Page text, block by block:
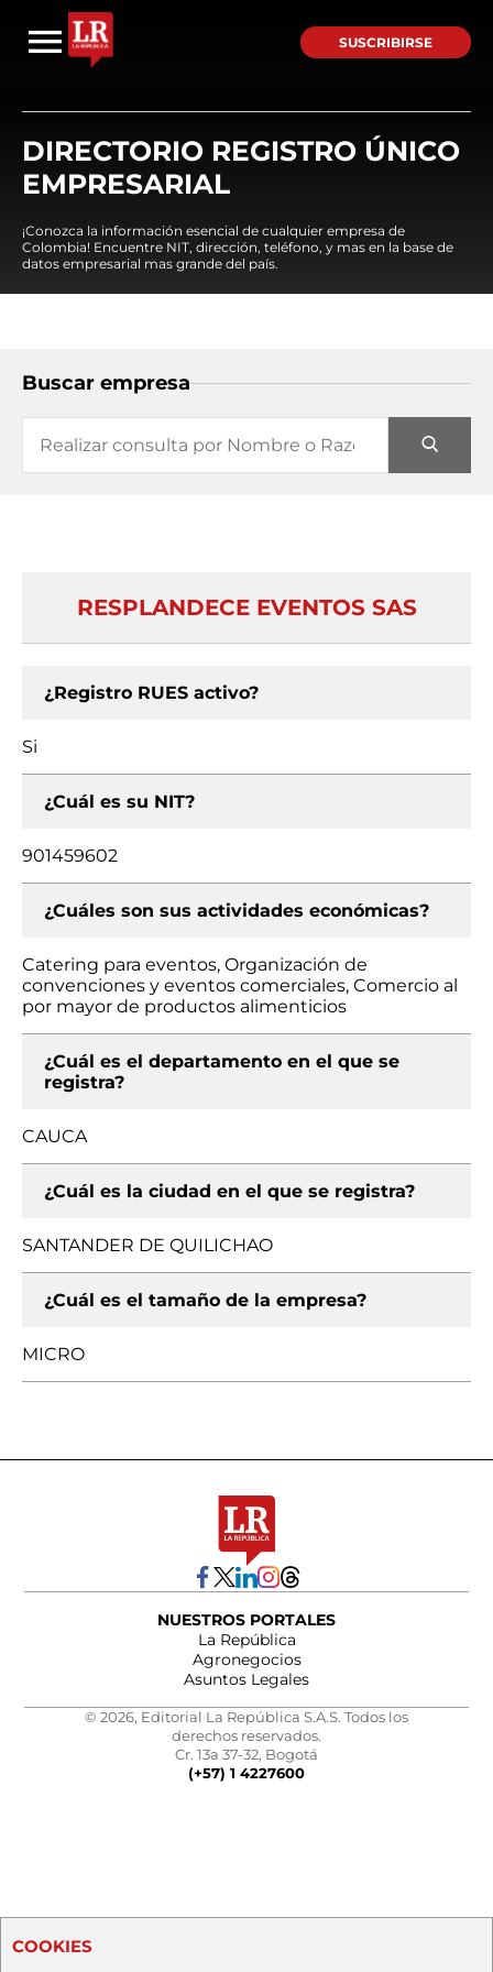
SUSCRIBIRSE
DIRECTORIO REGISTRO ÚNICO
EMPRESARIAL
¡Conozca la información esencial de cualquier empresa de
Colombia! Encuentre NIT, dirección, teléfono, y mas en la base de
datos empresarial mas grande del país.
Buscar empresa
RESPLANDECE EVENTOS SAS
¿Registro RUES activo?
Si
¿Cuál es su NIT?
901459602
¿Cuáles son sus actividades económicas?
Catering para eventos, Organización de
convenciones y eventos comerciales, Comercio al
por mayor de productos alimenticios
¿Cuál es el departamento en el que se
registra?
CAUCA
¿Cuál es la ciudad en el que se registra?
SANTANDER DE QUILICHAO
¿Cuál es el tamaño de la empresa?
MICRO
NUESTROS PORTALES
La República
Agronegocios
Asuntos Legales
© 2026, Editorial La República S.A.S. Todos los
derechos reservados.
Cr. 13a 37-32, Bogotá
(+57) 1 4227600
COOKIES